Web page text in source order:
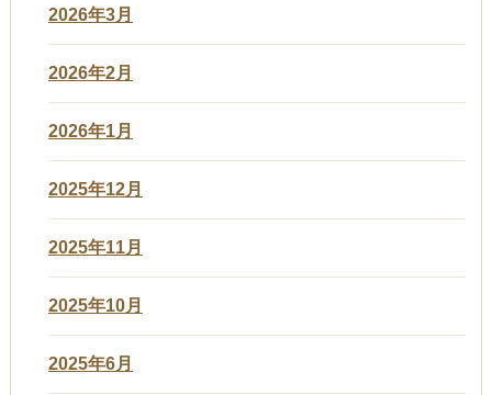
2026年3月
2026年2月
2026年1月
2025年12月
2025年11月
2025年10月
2025年6月